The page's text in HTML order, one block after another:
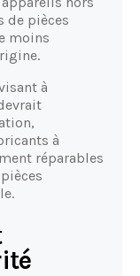
de pièces
moins
à
à
réparables